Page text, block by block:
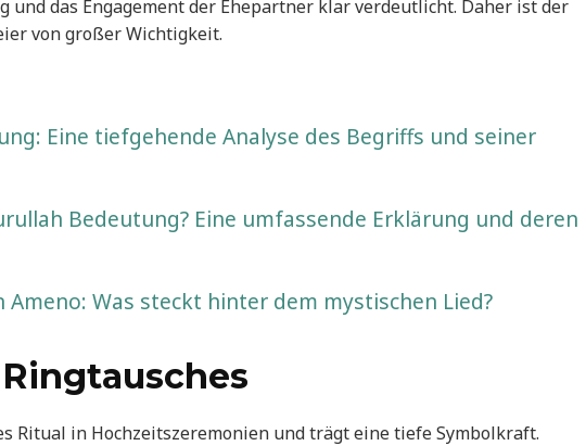
und das Engagement der Ehepartner klar verdeutlicht. Daher ist der
von großer Wichtigkeit.
Eine tiefgehende Analyse des Begriffs und seiner
Bedeutung? Eine umfassende Erklärung und deren
Ameno: Was steckt hinter dem mystischen Lied?
Ritual in Hochzeitszeremonien und trägt eine tiefe Symbolkraft.